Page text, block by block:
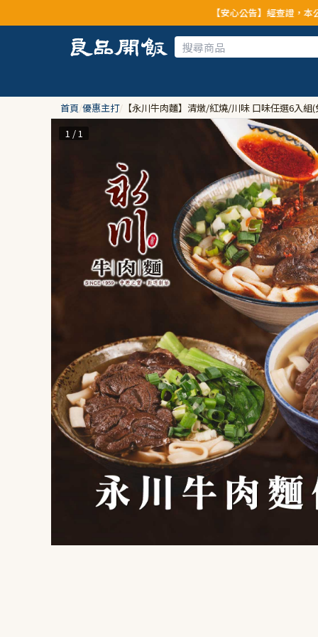
【安心公告】經查證，本公司全品項與
首頁/優惠主打/ 【永川牛肉麵】清燉/紅燒/川味 口味任選6入組
1 / 1